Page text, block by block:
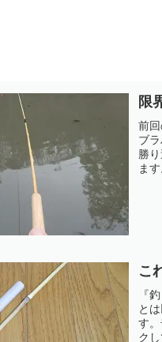
限
前
ブ
勝
ま
こ
『
と
す
ク